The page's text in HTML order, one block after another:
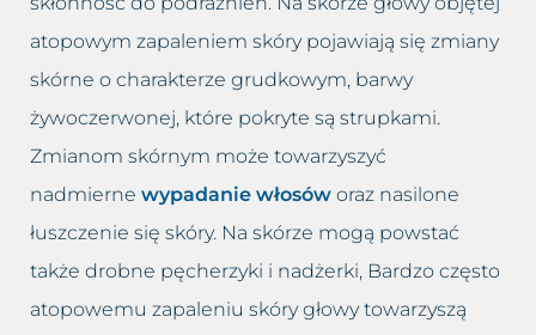
atopowym zapaleniem skóry pojawiają się zmiany
skórne o charakterze grudkowym, barwy
żywoczerwonej, które pokryte są strupkami.
Zmianom skórnym może towarzyszyć
nadmierne wypadanie włosów oraz nasilone
łuszczenie się skóry. Na skórze mogą powstać
także drobne pęcherzyki i nadżerki, Bardzo często
atopowemu zapaleniu skóry głowy towarzyszą